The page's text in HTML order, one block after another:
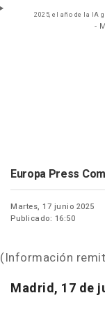
2025, el año de la IA
-
Europa Press
Martes, 17 junio 2025
Publicado: 16:50
(Información
Madrid, 17 de